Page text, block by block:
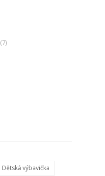
(7)
Dětská výbavička